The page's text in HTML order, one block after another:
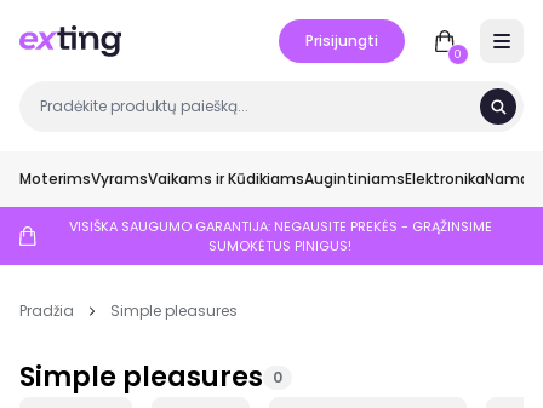
Prisijungti
0
MoterimsVyramsVaikams ir KūdikiamsAugintiniamsElektronikaNamai
VISIŠKA SAUGUMO GARANTIJA: NEGAUSITE PREKĖS - GRĄŽINSIME
SUMOKĖTUS PINIGUS!
Pradžia Simple pleasures
Simple pleasures 0